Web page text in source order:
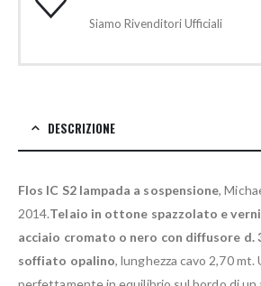
Siamo Rivenditori Ufficiali
DESCRIZIONE
Flos IC S2 lampada a sospensione,
2014.Telaio in ottone spazzolato e
acciaio cromato o nero con diffusore d.
soffiato opalino, lunghezza cavo 2,70 mt.